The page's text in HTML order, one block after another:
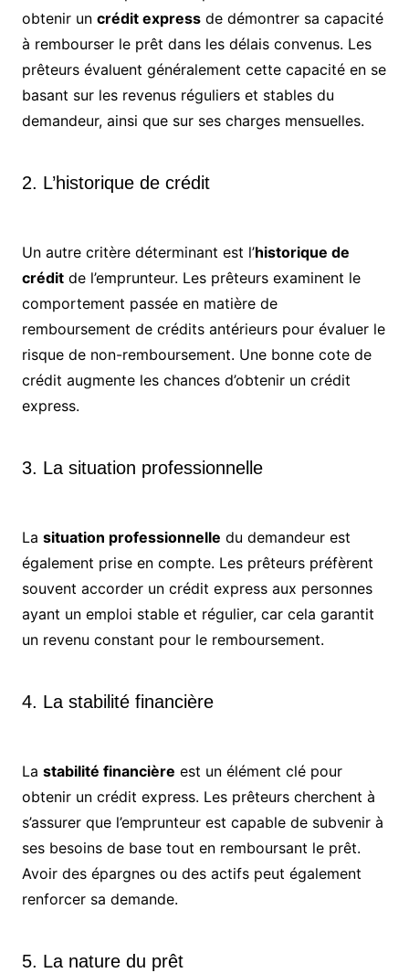
obtenir un crédit expressde démontrer sa capacité
à rembourser le prêt dans les délais convenus. Les
prêteurs évaluent généralement cette capacité en se
basant sur les revenus réguliers et stables du
demandeur, ainsi que sur ses charges mensuelles.
2. L’historique de crédit
Un autre critère déterminant est l’historique de
créditde l’emprunteur. Les prêteurs examinent le
comportement passée en matière de
remboursement de crédits antérieurs pour évaluer le
risque de non-remboursement. Une bonne cote de
crédit augmente les chances d’obtenir un crédit
express.
3. La situation professionnelle
La situation professionnelle du demandeur est
également prise en compte. Les prêteurs préfèrent
souvent accorder un crédit express aux personnes
ayant un emploi stable et régulier, car cela garantit
un revenu constant pour le remboursement.
4. La stabilité financière
La stabilité financière est un élément clé pour
obtenir un crédit express. Les prêteurs cherchent à
s’assurer que l’emprunteur est capable de subvenir à
ses besoins de base tout en remboursant le prêt.
Avoir des épargnes ou des actifs peut également
renforcer sa demande.
5. La nature du prêt